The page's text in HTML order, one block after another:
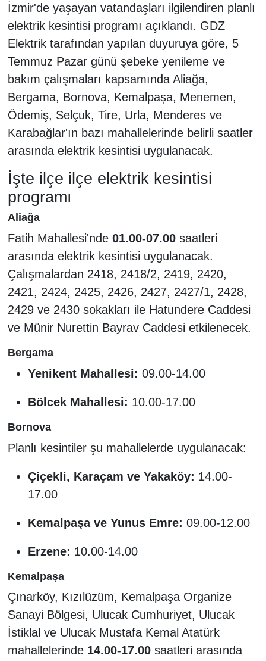
İzmir'de yaşayan vatandaşları ilgilendiren planlı
elektrik kesintisi programı açıklandı. GDZ
Elektrik tarafından yapılan duyuruya göre, 5
Temmuz Pazar günü şebeke yenileme ve
bakım çalışmaları kapsamında Aliağa,
Bergama, Bornova, Kemalpaşa, Menemen,
Ödemiş, Selçuk, Tire, Urla, Menderes ve
Karabağlar'ın bazı mahallelerinde belirli saatler
arasında elektrik kesintisi uygulanacak.
İşte ilçe ilçe elektrik kesintisi
programı
Aliağa
Fatih Mahallesi'nde 01.00-07.00saatleri
arasında elektrik kesintisi uygulanacak.
Çalışmalardan 2418, 2418/2, 2419, 2420,
2421, 2424, 2425, 2426, 2427, 2427/1, 2428,
2429 ve 2430 sokakları ile Hatundere Caddesi
ve Münir Nurettin Bayrav Caddesi etkilenecek.
Bergama
Yenikent Mahallesi: 09.00-14.00
Bölcek Mahallesi: 10.00-17.00
Bornova
Planlı kesintiler şu mahallelerde uygulanacak:
Çiçekli, Karaçam ve Yakaköy: 14.00-
17.00
Kemalpaşa ve Yunus Emre: 09.00-12.00
Erzene: 10.00-14.00
Kemalpaşa
Çınarköy, Kızılüzüm, Kemalpaşa Organize
Sanayi Bölgesi, Ulucak Cumhuriyet, Ulucak
İstiklal ve Ulucak Mustafa Kemal Atatürk
mahallelerinde 14.00-17.00saatleri arasında